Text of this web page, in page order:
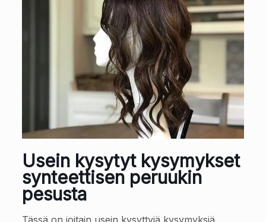
Usein kysytyt kysymykset
synteettisen peruukin
pesusta